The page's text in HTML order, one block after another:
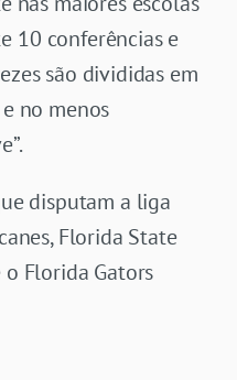
10 conferências e
são divididas em
no menos
disputam a liga
Florida State
o Florida Gators